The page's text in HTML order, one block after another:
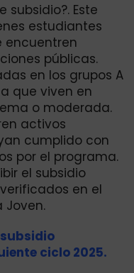
subsidio?. Este
estudiantes
encuentren
públicas.
en los grupos A
que viven en
o moderada.
activos
cumplido con
por el programa.
el subsidio
en el
Joven.
ciclo 2025.